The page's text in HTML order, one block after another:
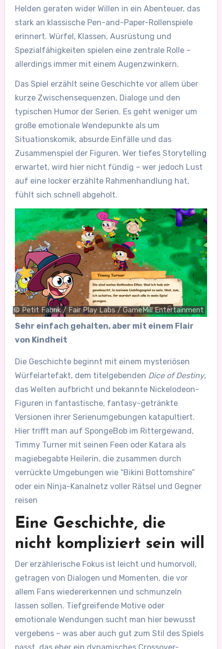
Helden geraten wider Willen in ein Abenteuer, das
stark an klassische Pen-and-Paper-Rollenspiele
erinnert. Würfel, Klassen, Ausrüstung und
Spezialfähigkeiten spielen eine zentrale Rolle –
allerdings immer mit einem Augenzwinkern.
Das Spiel erzählt seine Geschichte vor allem über
kurze Zwischensequenzen, Dialoge und den
typischen Humor der Serien. Es geht weniger um
große emotionale Wendepunkte als um
Situationskomik, absurde Einfälle und das
Zusammenspiel der Figuren. Wer tiefes Storytelling
erwartet, wird hier nicht fündig – wer jedoch Lust
auf eine locker erzählte Rahmenhandlung hat,
fühlt sich schnell abgeholt.
© Petit Fabrik / Fair Play Labs / GameMill Entertainment
Sehr einfach gehalten, aber mit einem Flair
von Kindheit
Die Geschichte beginnt mit einem mysteriösen
Würfelartefakt, dem titelgebenden Dice of Destiny,
das Welten aufbricht und bekannte Nickelodeon-
Figuren in fantastische, fantasy-getränkte
Versionen ihrer Serienumgebungen katapultiert.
Hier trifft man auf SpongeBob im Rittergewand,
Timmy Turner mit seinen Feen oder Katara als
magiebegabte Heilerin, die zusammen durch
verrückte Umgebungen wie “Bikini Bottomshire”
oder ein Ninja-Kanalnetz voller Rätsel und Gegner
reisen
Eine Geschichte, die
nicht kompliziert sein will
Der erzählerische Fokus ist leicht und humorvoll,
getragen von Dialogen und Momenten, die vor
allem Fans wiedererkennen und schmunzeln
lassen sollen. Tiefgreifende Motive oder
emotionale Wendungen sucht man hier bewusst
vergebens – was aber auch gut zum Stil des Spiels